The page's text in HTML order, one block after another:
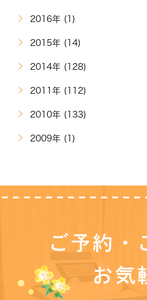
2016年 (1)
2015年 (14)
2014年 (128)
2011年 (112)
2010年 (133)
2009年 (1)
ご予約・
お気